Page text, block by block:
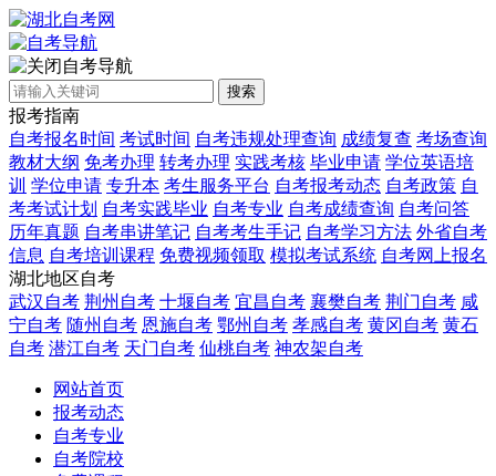
自考导航
搜索
报考指南
自考报名时间 考试时间 自考违规处理查询 成绩复查 考场查询
教材大纲 免考办理 转考办理 实践考核 毕业申请 学位英语培
训 学位申请 专升本 考生服务平台 自考报考动态 自考政策 自
考考试计划 自考实践毕业 自考专业 自考成绩查询 自考问答
历年真题 自考串讲笔记 自考考生手记 自考学习方法 外省自考
信息 自考培训课程 免费视频领取 模拟考试系统 自考网上报名
湖北地区自考
武汉自考 荆州自考 十堰自考 宜昌自考 襄樊自考 荆门自考 咸
宁自考 随州自考 恩施自考 鄂州自考 孝感自考 黄冈自考 黄石
自考 潜江自考 天门自考 仙桃自考 神农架自考
网站首页
报考动态
自考专业
自考院校